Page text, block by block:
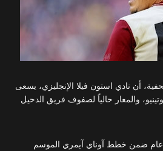
أن نادي استون فيلا الإنجليزي، يسعى
والمعار حالياً لصفوف فريق الدحيل
ولا يعد اللاعب صاحب ال 32 عام ضمن خطط آوناي آيمري الموسم